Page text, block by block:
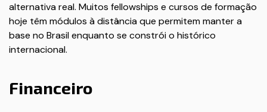
alternativa real. Muitos fellowships e cursos de formação
hoje têm módulos à distância que permitem manter a
base no Brasil enquanto se constrói o histórico
internacional.
Financeiro